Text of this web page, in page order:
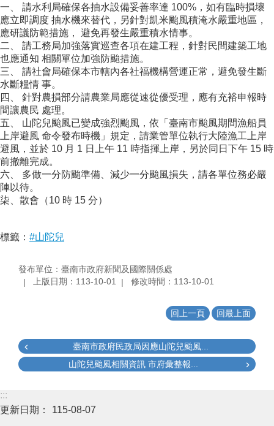
一、 請水利局確保各抽水設備妥善率達 100%，如有臨時損壞
應立即調度 抽水機來替代，另針對凱米颱風積淹水嚴重地區，
應研議防範措施， 避免再發生嚴重積水情事。
二、 請工務局加強落實巡查各項在建工程，針對民間建築工地
也應通知 相關單位加強防颱措施。
三、 請社會局確保本市轄內各社福機構營運正常，避免發生斷
水斷糧情 事。
四、 針對農損部分請農業局應從速從優受理，應有充裕申報時
間讓農民 處理。
五、 山陀兒颱風已變成強烈颱風，依「臺南市颱風期間漁船員
上岸避風 命令發布時機」規定，請業管單位執行大陸漁工上岸
避風，並於 10 月 1 日上午 11 時指揮上岸，另於同日下午 15 時
前撤離完成。
六、 多做一分防颱準備、減少一分颱風損失，請各單位務必嚴
陣以待。
柒、散會（10 時 15 分）
標籤： #山陀兒
發布單位：臺南市政府新聞及國際關係處
上版日期：113-10-01
修改時間：113-10-01
回上一頁 回最上面
臺南市政府民政局因應山陀兒颱風...
山陀兒颱風相關資訊 市府彙整報...
:::
更新日期：
115-08-07